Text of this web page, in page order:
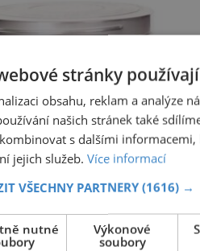
stránky
obsahu, reklam a analýze
našich stránek také
s dalšími
jejich služeb. Více informací
VŠECHNY PARTNERY (1616) →
nutné
Výkonové
soubory